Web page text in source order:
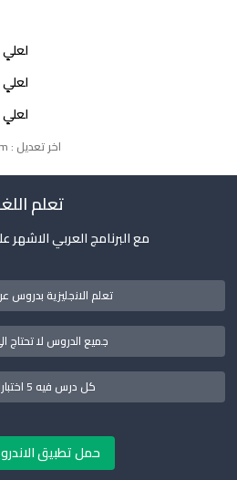
اخر تعديل : June 18, 2022 12:05 am
تعلم
مع البرنامج العربي الاشهر على
تعلم الانجليزية بدروس
جميع الدروس لا تحتاج
كل درس فيه 5 اختبارات تفاعلية لتحسين اللفظ والنطق
حمل تطبيق